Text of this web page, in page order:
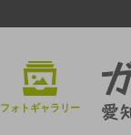
フォトギャラリー